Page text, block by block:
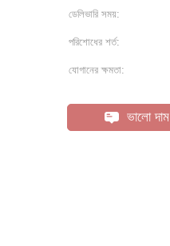
ডেলিভারি সময়:
পরিশোধের শর্ত:
যোগানের ক্ষমতা:
ভালো দাম